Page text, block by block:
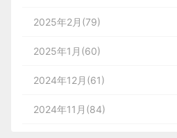
2025年2月(79)
2025年1月(60)
2024年12月(61)
2024年11月(84)